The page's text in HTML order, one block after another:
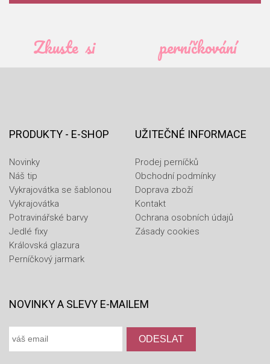
Zkuste si perníčkování
PRODUKTY - E-SHOP
Novinky
Náš tip
Vykrajovátka se šablonou
Vykrajovátka
Potravinářské barvy
Jedlé fixy
Královská glazura
Perníčkový jarmark
UŽITEČNÉ INFORMACE
Prodej perníčků
Obchodní podmínky
Doprava zboží
Kontakt
Ochrana osobních údajů
Zásady cookies
NOVINKY A SLEVY E-MAILEM